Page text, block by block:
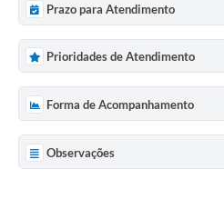
Prazo para Atendimento
Prioridades de Atendimento
Forma de Acompanhamento
Observações